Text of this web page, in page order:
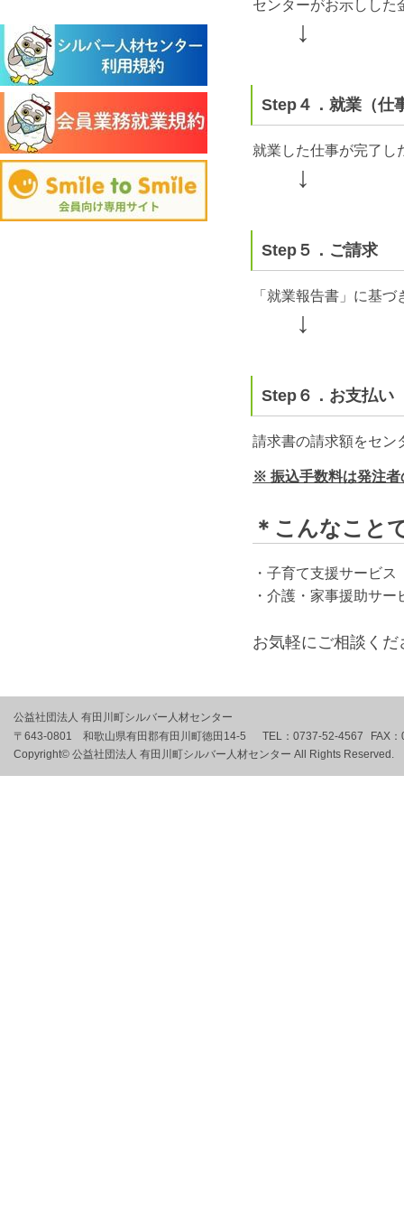
センターがお示しした
↓
Step４．就業（仕
就業した仕事が完了し
↓
Step５．ご請求
「就業報告書」に基
↓
Step６．お支払い
請求書の請求額をセ
※ 振込手数料は発注者
＊こんなこと
・子育て支援サービス
・介護・家事援助サ
お気軽にご相談くだ
公益社団法人 有田川町シルバー人材センター
〒643-0801 和歌山県有田郡有田川町徳田14-5
TEL： 0737-52-4567 FAX：
Copyright© 公益社団法人 有田川町シルバー人材センター All Rights Reserved.